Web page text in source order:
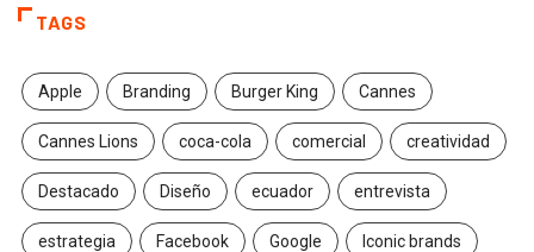
TAGS
Apple Branding Burger King Cannes
Cannes Lions coca-cola comercial creatividad
Destacado Diseño ecuador entrevista
estrategia Facebook Google Iconic brands